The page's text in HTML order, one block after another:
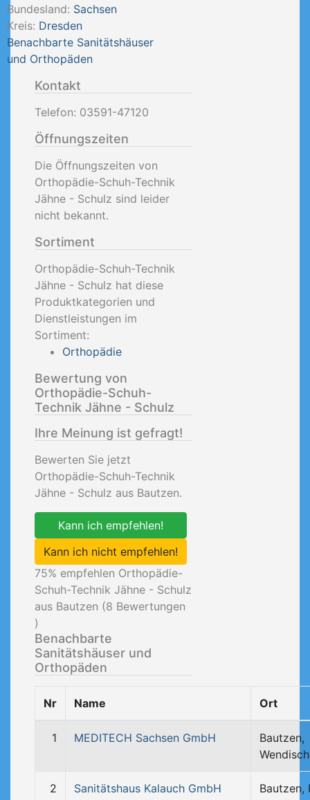
Bundesland: Sachsen
Kreis: Dresden
Benachbarte Sanitätshäuser
und Orthopäden
Kontakt
Telefon: 03591-47120
Öffnungszeiten
Die Öffnungszeiten von
Orthopädie-Schuh-Technik
Jähne - Schulz sind leider
nicht bekannt.
Sortiment
Orthopädie-Schuh-Technik
Jähne - Schulz hat diese
Produktkategorien und
Dienstleistungen im
Sortiment:
Orthopädie
Bewertung von
Orthopädie-Schuh-
Technik Jähne - Schulz
Ihre Meinung ist gefragt!
Bewerten Sie jetzt
Orthopädie-Schuh-Technik
Jähne - Schulz aus Bautzen.
Kann ich empfehlen!
Kann ich nicht empfehlen!
75% empfehlen Orthopädie-
Schuh-Technik Jähne - Schulz
aus Bautzen (8 Bewertungen
)
Benachbarte
Sanitätshäuser und
Orthopäden
Nr Name Ort
1 MEDITECH Sachsen GmbH
Bautzen,
2 Sanitätshaus Kalauch GmbH
Bautzen,